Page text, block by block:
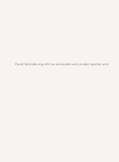
Damit Veränderung nicht nur verstanden wird, sondern spürbar wird.